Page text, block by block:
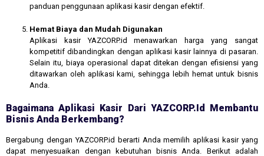
panduan penggunaan aplikasi kasir dengan efektif.
Hemat Biaya dan Mudah Digunakan
Aplikasi kasir YAZCORP.id menawarkan harga yang sangat
kompetitif dibandingkan dengan aplikasi kasir lainnya di pasaran.
Selain itu, biaya operasional dapat ditekan dengan efisiensi yang
ditawarkan oleh aplikasi kami, sehingga lebih hemat untuk bisnis
Anda.
Bagaimana Aplikasi Kasir Dari YAZCORP.id Membantu
Bisnis Anda Berkembang?
Bergabung dengan YAZCORP.id berarti Anda memilih aplikasi kasir yang
dapat menyesuaikan dengan kebutuhan bisnis Anda. Berikut adalah